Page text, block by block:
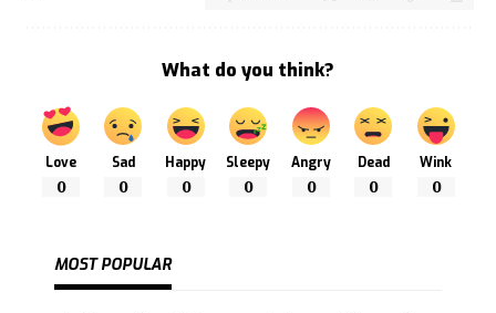
What do you think?
Love
0
Sad
0
Happy
0
Sleepy
0
Angry
0
Dead
0
Wink
0
MOST POPULAR